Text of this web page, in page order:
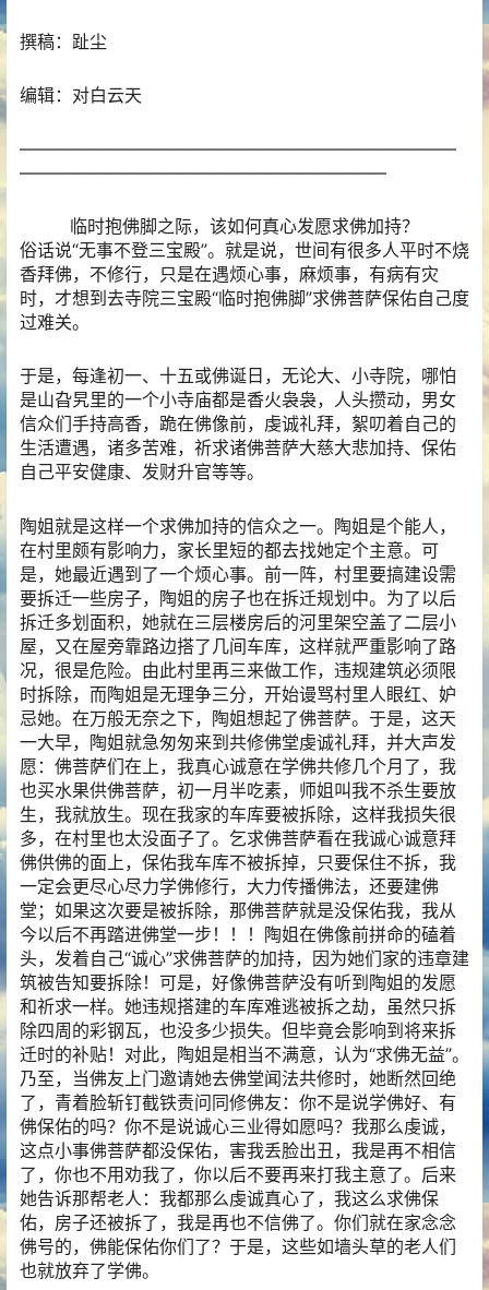
撰稿：趾尘
编辑：对白云天
—————————————————————————
—————————————————————
临时抱佛脚之际，该如何真心发愿求佛加持？
俗话说“无事不登三宝殿”。就是说，世间有很多人平时不烧
香拜佛，不修行，只是在遇烦心事，麻烦事，有病有灾
时，才想到去寺院三宝殿“临时抱佛脚”求佛菩萨保佑自己度
过难关。
于是，每逢初一、十五或佛诞日，无论大、小寺院，哪怕
是山旮旯里的一个小寺庙都是香火袅袅，人头攒动，男女
信众们手持高香，跪在佛像前，虔诚礼拜，絮叨着自己的
生活遭遇，诸多苦难，祈求诸佛菩萨大慈大悲加持、保佑
自己平安健康、发财升官等等。
陶姐就是这样一个求佛加持的信众之一。陶姐是个能人，
在村里颇有影响力，家长里短的都去找她定个主意。可
是，她最近遇到了一个烦心事。前一阵，村里要搞建设需
要拆迁一些房子，陶姐的房子也在拆迁规划中。为了以后
拆迁多划面积，她就在三层楼房后的河里架空盖了二层小
屋，又在屋旁靠路边搭了几间车库，这样就严重影响了路
况，很是危险。由此村里再三来做工作，违规建筑必须限
时拆除，而陶姐是无理争三分，开始谩骂村里人眼红、妒
忌她。在万般无奈之下，陶姐想起了佛菩萨。于是，这天
一大早，陶姐就急匆匆来到共修佛堂虔诚礼拜，并大声发
愿：佛菩萨们在上，我真心诚意在学佛共修几个月了，我
也买水果供佛菩萨，初一月半吃素，师姐叫我不杀生要放
生，我就放生。现在我家的车库要被拆除，这样我损失很
多，在村里也太没面子了。乞求佛菩萨看在我诚心诚意拜
佛供佛的面上，保佑我车库不被拆掉，只要保住不拆，我
一定会更尽心尽力学佛修行，大力传播佛法，还要建佛
堂；如果这次要是被拆除，那佛菩萨就是没保佑我，我从
今以后不再踏进佛堂一步！！！陶姐在佛像前拼命的磕着
头，发着自己“诚心”求佛菩萨的加持，因为她们家的违章建
筑被告知要拆除！可是，好像佛菩萨没有听到陶姐的发愿
和祈求一样。她违规搭建的车库难逃被拆之劫，虽然只拆
除四周的彩钢瓦，也没多少损失。但毕竟会影响到将来拆
迁时的补贴！对此，陶姐是相当不满意，认为“求佛无益”。
乃至，当佛友上门邀请她去佛堂闻法共修时，她断然回绝
了，青着脸斩钉截铁责问同修佛友：你不是说学佛好、有
佛保佑的吗？你不是说诚心三业得如愿吗？我那么虔诚，
这点小事佛菩萨都没保佑，害我丢脸出丑，我是再不相信
了，你也不用劝我了，你以后不要再来打我主意了。后来
她告诉那帮老人：我都那么虔诚真心了，我这么求佛保
佑，房子还被拆了，我是再也不信佛了。你们就在家念念
佛号的，佛能保佑你们了？于是，这些如墙头草的老人们
也就放弃了学佛。